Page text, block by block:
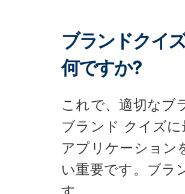
ブランドクイ
何ですか?
これで、適切なブ
ブランド クイズ
アプリケーション
い重要です。ブラ